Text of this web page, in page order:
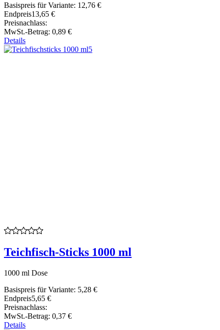
Basispreis für Variante: 12,76 €
Endpreis13,65 €
Preisnachlass:
MwSt.-Betrag: 0,89 €
Details
Teichfisch-Sticks 1000 ml
1000 ml Dose
Basispreis für Variante: 5,28 €
Endpreis5,65 €
Preisnachlass:
MwSt.-Betrag: 0,37 €
Details